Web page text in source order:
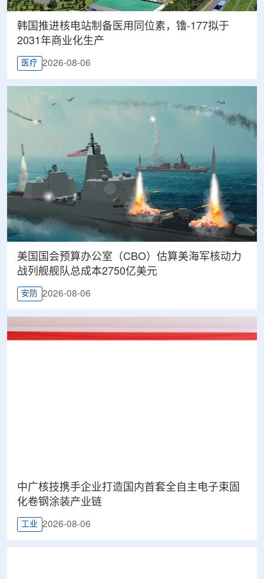
韩国推进核电站制备医用同位素，镥-177拟于
2031年商业化生产
医疗 2026-08-06
美国国会预算办公室（CBO）估算美海军核动力
战列舰舰队总成本2750亿美元
安防 2026-08-06
中广核技携手企业打造国内首套全自主电子束固
化卷钢涂装产业链
工业 2026-08-06